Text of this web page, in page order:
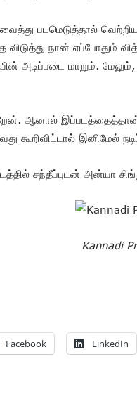
படமெடுத்தால்
விடுத்து நான் எப்போதும்
அடிப்படை மாறும். மேலும்,
ஆனால்
கூறிவிட்டால் இனிமேல்
சந்தீப்புடன் அன்யா
Kannadi
Facebook LinkedIn